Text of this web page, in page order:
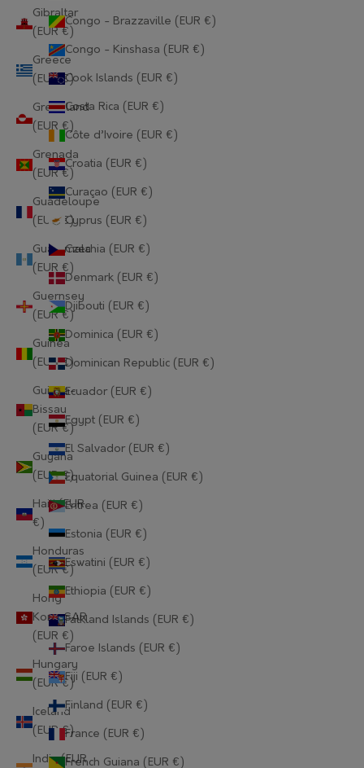
Gibraltar
(EUR €)
Greece
(EUR €)
Greenland
(EUR €)
Grenada
(EUR €)
Guadeloupe
(EUR €)
Guatemala
(EUR €)
Guernsey
(EUR €)
Guinea
(EUR €)
Guinea-
Bissau
(EUR €)
Guyana
(EUR €)
Haiti (EUR
€)
Honduras
(EUR €)
Hong
Kong SAR
(EUR €)
Hungary
(EUR €)
Iceland
(EUR €)
India (EUR
Congo - Brazzaville (EUR €)
Congo - Kinshasa (EUR €)
Cook Islands (EUR €)
Costa Rica (EUR €)
Côte d’Ivoire (EUR €)
Croatia (EUR €)
Curaçao (EUR €)
Cyprus (EUR €)
Czechia (EUR €)
Denmark (EUR €)
Djibouti (EUR €)
Dominica (EUR €)
Dominican Republic (EUR €)
Ecuador (EUR €)
Egypt (EUR €)
El Salvador (EUR €)
Equatorial Guinea (EUR €)
Eritrea (EUR €)
Estonia (EUR €)
Eswatini (EUR €)
Ethiopia (EUR €)
Falkland Islands (EUR €)
Faroe Islands (EUR €)
Fiji (EUR €)
Finland (EUR €)
France (EUR €)
French Guiana (EUR €)